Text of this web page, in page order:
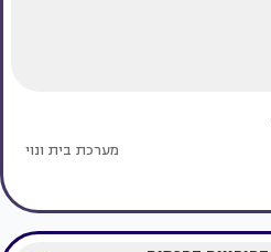
מערכת בית ונוי